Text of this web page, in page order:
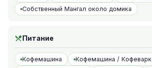
Собственный Мангал около домика
Питание
Кофемашина
Кофемашина /